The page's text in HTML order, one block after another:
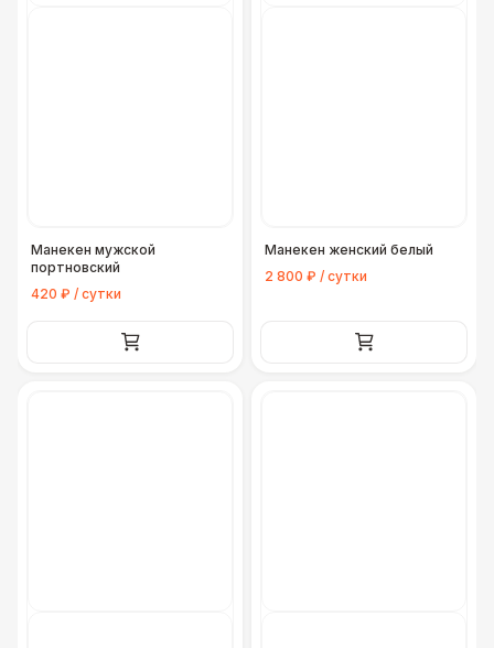
Манекен мужской
портновский
420 ₽ / сутки
Манекен женский белый
2 800 ₽ / сутки